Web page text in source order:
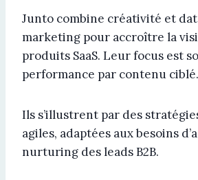
Junto combine créativité et
marketing pour accroître la
produits SaaS. Leur focus est
performance par contenu ciblé.
Ils s’illustrent par des
agiles, adaptées aux besoins
nurturing des leads B2B.